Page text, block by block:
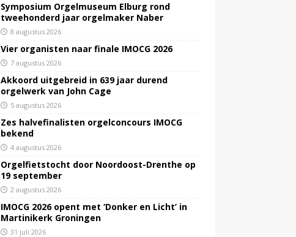
Symposium Orgelmuseum Elburg rond
tweehonderd jaar orgelmaker Naber
8 augustus 2026
Vier organisten naar finale IMOCG 2026
7 augustus 2026
Akkoord uitgebreid in 639 jaar durend
orgelwerk van John Cage
5 augustus 2026
Zes halvefinalisten orgelconcours IMOCG
bekend
4 augustus 2026
Orgelfietstocht door Noordoost-Drenthe op
19 september
2 augustus 2026
IMOCG 2026 opent met ‘Donker en Licht’ in
Martinikerk Groningen
31 juli 2026